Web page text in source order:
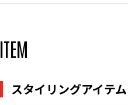
ITEM
スタイリングアイテム